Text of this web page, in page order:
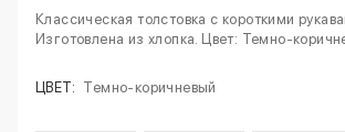
Классическая толстовка с короткими
Изготовлена из хлопка. Цвет: Темно-
ЦВЕТ: Темно-коричневый